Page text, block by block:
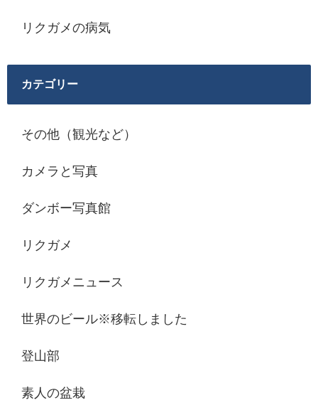
リクガメの病気
カテゴリー
その他（観光など）
カメラと写真
ダンボー写真館
リクガメ
リクガメニュース
世界のビール※移転しました
登山部
素人の盆栽